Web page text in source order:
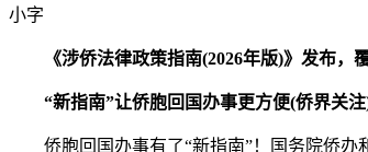
小字
《涉侨法律政策指南(2026年版)》发布
“新指南”让侨胞回国办事更方便(侨界关
侨胞回国办事有了“新指南”！国务院侨办